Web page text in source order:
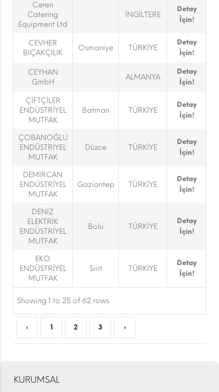
Ceren
Catering
Equipment Ltd
İNGİLTERE
Detay
İçin!
CEVHER
BIÇAKÇILIK
Osmaniye TÜRKİYE
Detay
İçin!
CEYHAN
GmbH
ALMANYA
Detay
İçin!
ÇİFTÇİLER
ENDÜSTRİYEL
MUTFAK
Batman TÜRKİYE
Detay
İçin!
ÇOBANOĞLU
ENDÜSTRİYEL
MUTFAK
Düzce TÜRKİYE
Detay
İçin!
DEMİRCAN
ENDÜSTRİYEL
MUTFAK
Gaziantep TÜRKİYE
Detay
İçin!
DENİZ
ELEKTRİK
ENDÜSTRİYEL
MUTFAK
Bolu TÜRKİYE
Detay
İçin!
EKO
ENDÜSTRİYEL
MUTFAK
Siirt TÜRKİYE
Detay
İçin!
Showing 1 to 25 of 62 rows
‹ 1 2 3 ›
KURUMSAL